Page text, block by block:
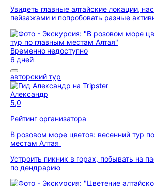
Увидеть главные алтайские локации,
пейзажами и попробовать разные
Временно недоступно
6 дней
авторский тур
Александр
5,0
Рейтинг организатора
В розовом море цветов: весенний тур
местам Алтая
Устроить пикник в горах, побывать на
по дендрарию